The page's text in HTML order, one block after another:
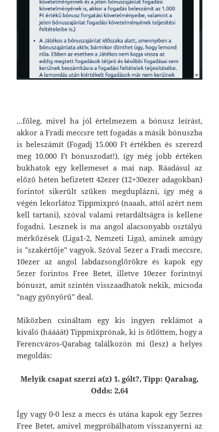
...főleg, mivel ha jól értelmezem a bónusz leírást,
akkor a Fradi meccsre tett fogadás a másik bónuszba
is beleszámít (Fogadj 15.000 Ft értékben és szerezd
meg 10.000 Ft bónuszodat!), így még jobb értéken
bukhatok egy kellemeset a mai nap. Ráadásul az
előző héten befizetett 42ezer (12+30ezer adagokban)
forintot sikerült szűken megduplázni, így még a
végén lekorlátoz Tippmixpró (naaah, attól azért nem
kell tartani), szóval valami retardáltságra is kellene
fogadni. Lesznek is ma angol alacsonyabb osztályú
mérkőzések (Liga1-2, Nemzeti Liga), aminek amúgy
is "szakértője" vagyok. Szóval 5ezer a Fradi meccsre,
10ezer az angol labdazsonglőrökre és kapok egy
5ezer forintos Free Betet, illetve 10ezer forintnyi
bónuszt, amit szintén visszaadhatok nekik, micsoda
"nagy gyönyörű" deal.
Miközben csináltam egy kis ingyen reklámot a
kiváló (háááát) Tippmixprónak, ki is ötlöttem, hogy a
Ferencváros-Qarabag találkozón mi (lesz) a helyes
megoldás:
Melyik csapat szerzi a(z) 1. gólt?, Tipp: Qarabag,
Odds: 2,64
Így vagy 0-0 lesz a meccs és utána kapok egy 5ezres
Free Betet, amivel megpróbálhatom visszanyerni az